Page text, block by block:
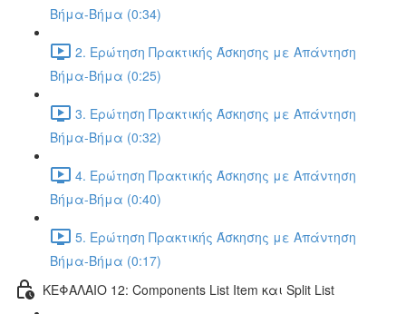
Βήμα-Βήμα (0:34)
2. Ερώτηση Πρακτικής Άσκησης με Απάντηση
Βήμα-Βήμα (0:25)
3. Ερώτηση Πρακτικής Άσκησης με Απάντηση
Βήμα-Βήμα (0:32)
4. Ερώτηση Πρακτικής Άσκησης με Απάντηση
Βήμα-Βήμα (0:40)
5. Ερώτηση Πρακτικής Άσκησης με Απάντηση
Βήμα-Βήμα (0:17)
ΚΕΦΑΛΑΙΟ 12: Components List Item και Split List